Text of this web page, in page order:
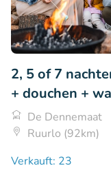
2, 5 of 7
+ douchen +
De Dennemaat
Ruurlo (92km)
Verkauft: 23